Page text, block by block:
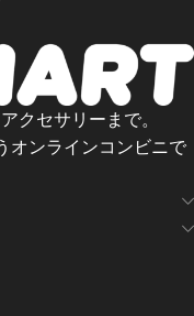
クセサリーまで。
ンラインコンビニで